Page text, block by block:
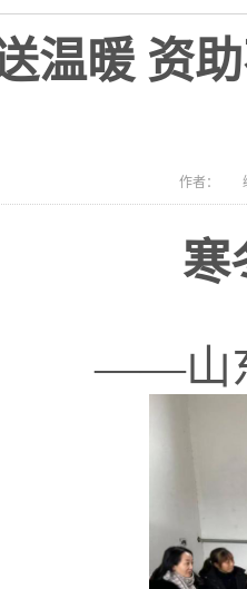
温暖 资
作者：
寒
——山